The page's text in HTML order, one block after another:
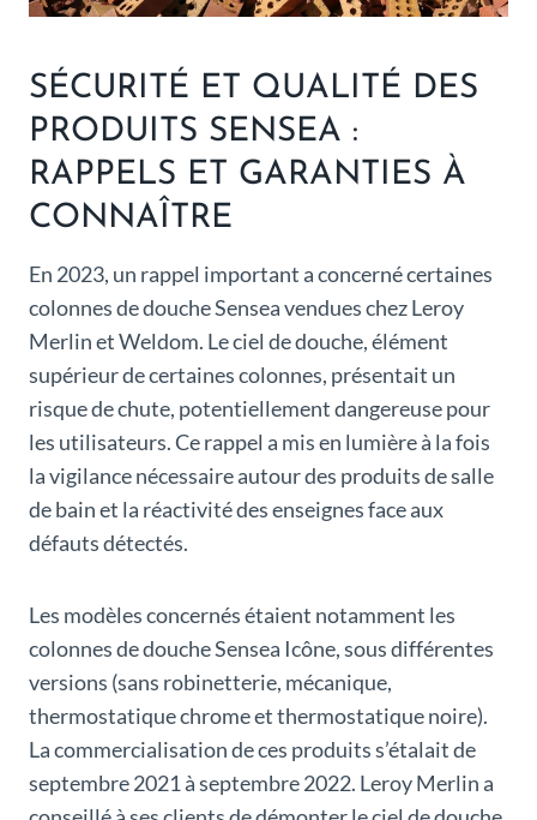
SÉCURITÉ ET QUALITÉ DES
PRODUITS SENSEA :
RAPPELS ET GARANTIES À
CONNAÎTRE
En 2023, un rappel important a concerné certaines
colonnes de douche Sensea vendues chez Leroy
Merlin et Weldom. Le ciel de douche, élément
supérieur de certaines colonnes, présentait un
risque de chute, potentiellement dangereuse pour
les utilisateurs. Ce rappel a mis en lumière à la fois
la vigilance nécessaire autour des produits de salle
de bain et la réactivité des enseignes face aux
défauts détectés.
Les modèles concernés étaient notamment les
colonnes de douche Sensea Icône, sous différentes
versions (sans robinetterie, mécanique,
thermostatique chrome et thermostatique noire).
La commercialisation de ces produits s’étalait de
septembre 2021 à septembre 2022. Leroy Merlin a